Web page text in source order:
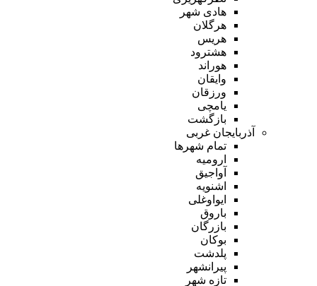
هادی شهر
هرگلان
هریس
هشترود
هوراند
وایقان
ورزقان
یامچی
بازگشت
آذربایجان غربی
تمام شهر‌ها
ارومیه
آواجیق
اشنویه
ایواوغلی
باروق
بازرگان
بوکان
پلدشت
پیرانشهر
تازه شهر